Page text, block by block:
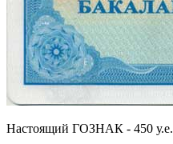
Настоящий ГОЗНАК - 450 у.е.